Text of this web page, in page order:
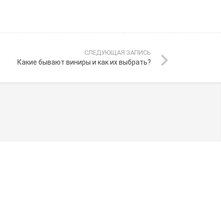
СЛЕДУЮЩАЯ ЗАПИСЬ
Какие бывают виниры и как их выбрать?